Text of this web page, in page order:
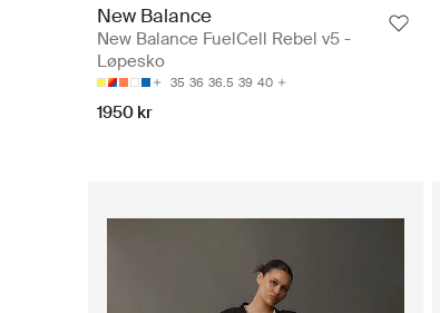
New Balance
New Balance FuelCell Rebel v5 -
Løpesko
35 36 36.5 39 40
1950 kr